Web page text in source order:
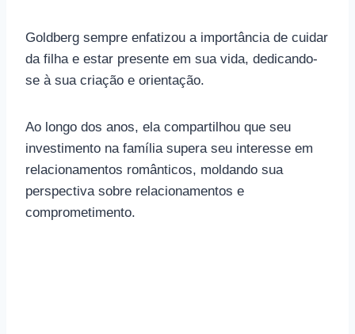
Goldberg sempre enfatizou a importância de cuidar
da filha e estar presente em sua vida, dedicando-
se à sua criação e orientação.
Ao longo dos anos, ela compartilhou que seu
investimento na família supera seu interesse em
relacionamentos românticos, moldando sua
perspectiva sobre relacionamentos e
comprometimento.